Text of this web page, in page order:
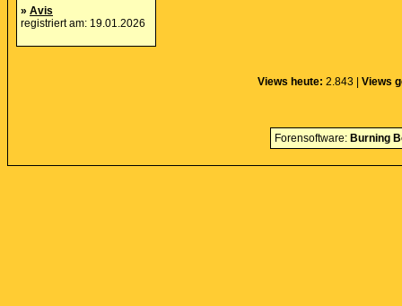
» Avis
registriert am: 19.01.2026
Views heute: 2.843 | Views
Forensoftware: Burning